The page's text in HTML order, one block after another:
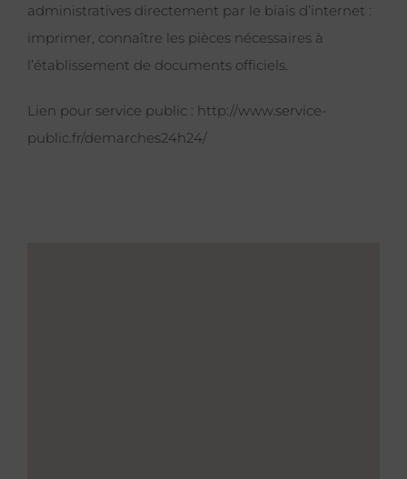
administratives directement par le biais d’internet :
imprimer, connaître les pièces nécessaires à
l’établissement de documents officiels.
Lien pour service public : http://www.service-
public.fr/demarches24h24/